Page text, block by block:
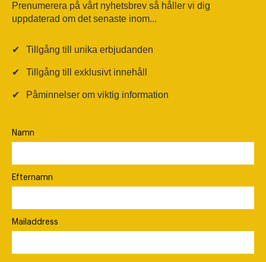
Prenumerera på vårt nyhetsbrev så håller vi dig
uppdaterad om det senaste inom...
✔ Tillgång till unika erbjudanden
✔ Tillgång till exklusivt innehåll
✔ Påminnelser om viktig information
Namn
Efternamn
Mailaddress